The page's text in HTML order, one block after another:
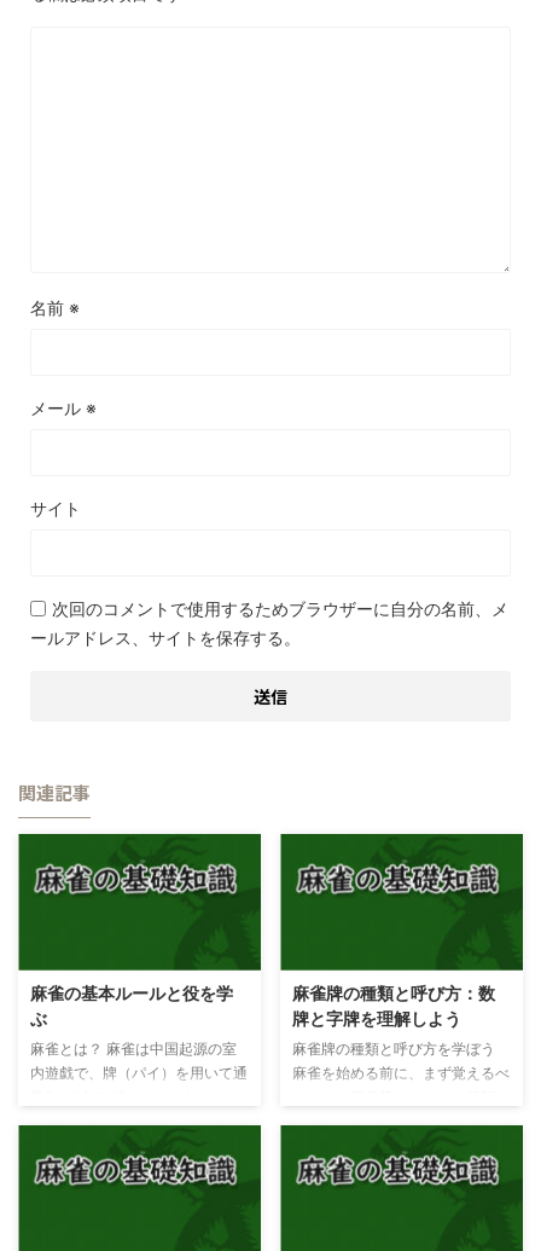
名前 ※
メール ※
サイト
次回のコメントで使用するためブラウザーに自分の名前、メ
ールアドレス、サイトを保存する。
関連記事
麻雀の基本ルールと役を学
ぶ
麻雀とは？ 麻雀は中国起源の室
内遊戯で、牌（パイ）を用いて通
き要素がたくさんあります。ここ
では、麻雀がどんなゲームかを理
解するために、ポーカーとの類似
きます。 麻雀とポーカーの類似
麻雀牌の種類と呼び方：数
牌と字牌を理解しよう
麻雀牌の種類と呼び方を学ぼう
麻雀を始める前に、まず覚えるべ
麻雀にもそれぞれの牌に特徴があ
ります。麻雀牌は大きく数牌（シ
ューパイ）と字牌（ジハイ）の2
ーパイ）について 数牌（シュー